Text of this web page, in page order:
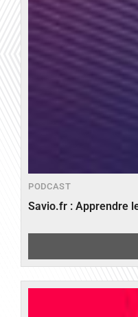
PODCAST
Savio.fr : Apprendre